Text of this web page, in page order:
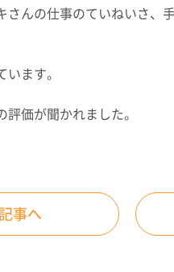
さんの仕事のていねいさ、
います。
価が聞かれました。
事へ